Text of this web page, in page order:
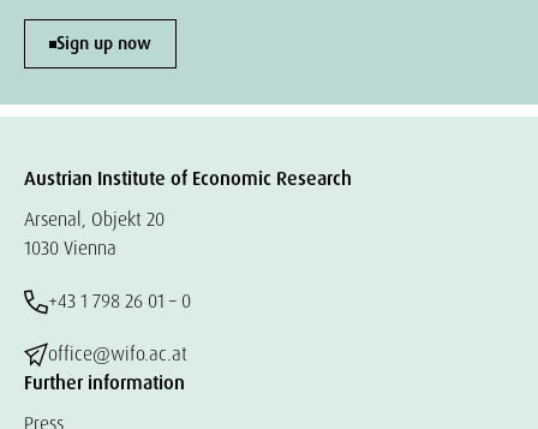
Sign up now
Austrian Institute of Economic Research
Arsenal, Objekt 20
1030 Vienna
+43 1 798 26 01 – 0
office@wifo.ac.at
Further information
Press